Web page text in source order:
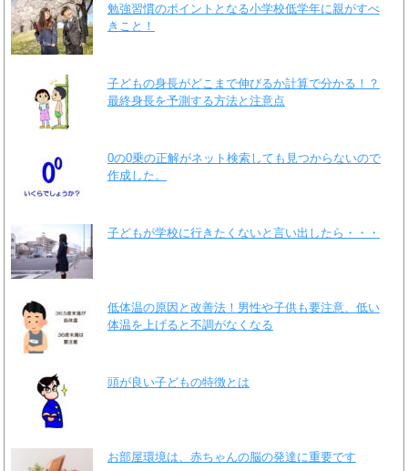
勉強習慣のポイントとなる小学校低学年に親がすべ
きこと！
子どもの身長がどこまで伸びるか計算で分かる！？
最終身長を予測する方法と注意点
0の0乗の正解がネット検索しても見つからないので
作成した。
子どもが学校に行きたくないと言い出したら・・・
低体温の原因と改善法！男性や子供も要注意、低い
体温を上げると不調がなくなる
頭が良い子どもの特徴とは
お部屋環境は、赤ちゃんの脳の発達に重要です